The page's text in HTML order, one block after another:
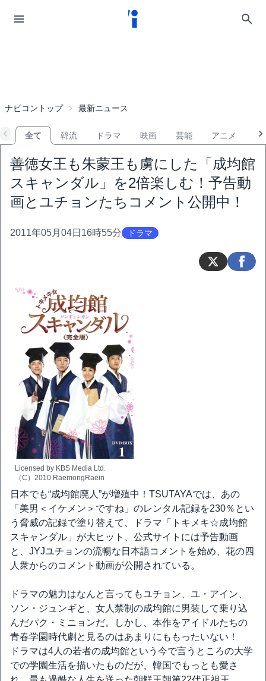
ナビコントップ 最新ニュース
全て 韓流 ドラマ 映画 芸能 アニメ
善徳女王も朱蒙王も虜にした「成均館
スキャンダル」を2倍楽しむ！予告動
画とユチョンたちコメント公開中！
2011年05月04日16時55分 ドラマ
Licensed by KBS Media Ltd.
（C）2010 RaemongRaein
日本でも“成均館廃人”が増殖中！TSUTAYAでは、あの
「美男＜イケメン＞ですね」のレンタル記録を230％とい
う脅威の記録で塗り替えて、ドラマ「トキメキ☆成均館
スキャンダル」が大ヒット、公式サイトには予告動画
と、JYJユチョンの流暢な日本語コメントを始め、花の四
人衆からのコメント動画が公開されている。
ドラマの魅力はなんと言ってもユチョン、ユ・アイン、
ソン・ジュンギと、女人禁制の成均館に男装して乗り込
んだパク・ミニョンだ。しかし、本作をアイドルたちの
青春学園時代劇と見るのはあまりにももったいない！
ドラマは4人の若者の成均館という今で言うところの大学
での学園生活を描いたものだが、韓国でもっとも愛さ